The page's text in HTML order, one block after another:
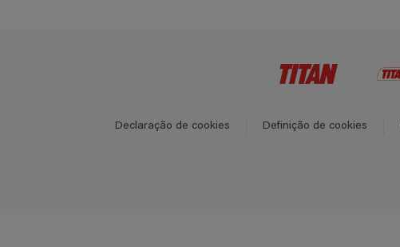
Declaração de cookies Definição de cookies